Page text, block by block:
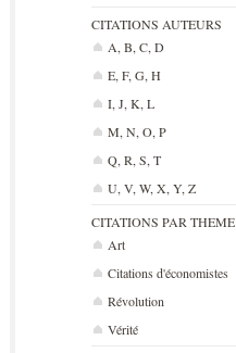
CITATIONS AUTEURS
A, B, C, D
E, F, G, H
I, J, K, L
M, N, O, P
Q, R, S, T
U, V, W, X, Y, Z
CITATIONS PAR THEME
Art
Citations d'économistes
Révolution
Vérité